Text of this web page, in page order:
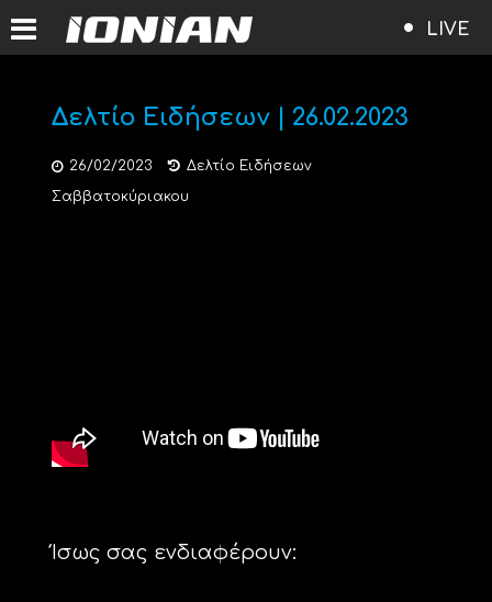
LIVE
Δελτίο Ειδήσεων | 26.02.2023
26/02/2023
Δελτίο Ειδήσεων
Σαββατοκύριακου
Ίσως σας ενδιαφέρουν: